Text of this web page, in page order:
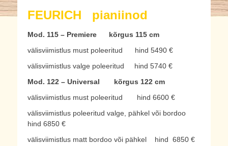
FEURICH pianiinod
Mod. 115 – Premiere kõrgus 115 cm
välisviimistlus must poleeritud hind 5490 €
välisviimistlus valge poleeritud hind 5740 €
Mod. 122 – Universal
kõrgus 122 cm
välisviimistlus must poleeritud hind 6600 €
välisviimistlus poleeritud valge, pähkel või bordoo
hind 6850 €
välisviimistlus matt bordoo või pähkel hind 6850 €